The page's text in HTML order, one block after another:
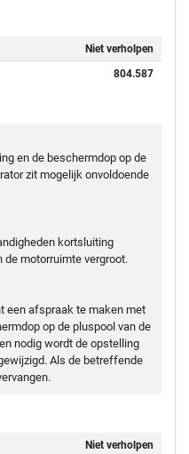
Niet verholpen
804.587
en de beschermdop op de
zit mogelijk onvoldoende
kortsluiting
de motorruimte vergroot.
een afspraak te maken met
op de pluspool van de
nodig wordt de opstelling
Als de betreffende
Niet verholpen